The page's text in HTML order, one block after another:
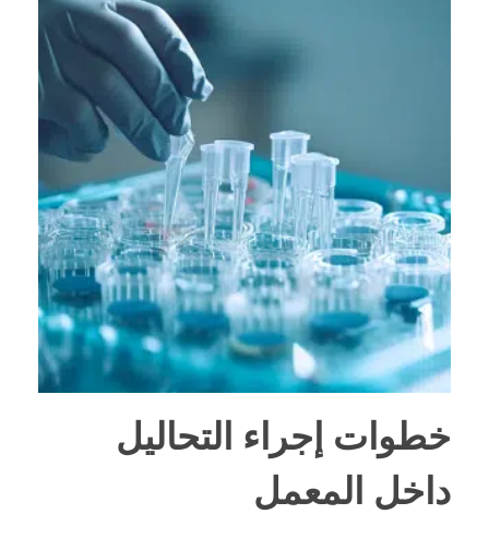
خطوات إجراء التحاليل
داخل المعمل